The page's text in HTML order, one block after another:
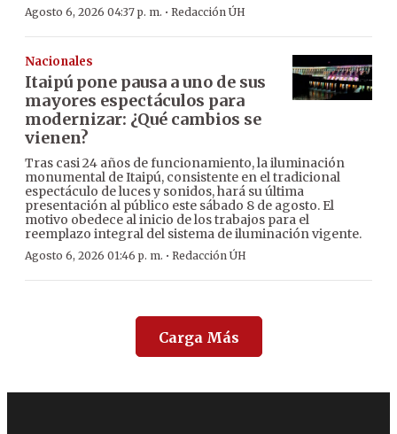
Agosto 6, 2026 04:37 p. m. · Redacción ÚH
Nacionales
Itaipú pone pausa a uno de sus
mayores espectáculos para
modernizar: ¿Qué cambios se
vienen?
Tras casi 24 años de funcionamiento, la iluminación
monumental de Itaipú, consistente en el tradicional
espectáculo de luces y sonidos, hará su última
presentación al público este sábado 8 de agosto. El
motivo obedece al inicio de los trabajos para el
reemplazo integral del sistema de iluminación vigente.
Agosto 6, 2026 01:46 p. m. · Redacción ÚH
Carga Más